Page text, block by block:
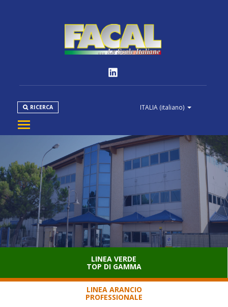
ITALIA (italiano)
RICERCA
PRODOTTI
NORMATIVE
MEDIA
DOWNLOAD
SERVIZIO CLIENTI
LINEA VERDE
TOP DI GAMMA
LINEA ARANCIO
PROFESSIONALE